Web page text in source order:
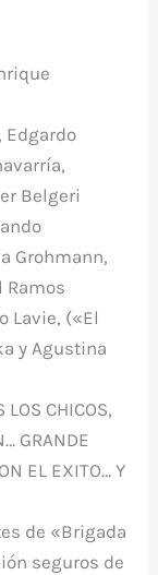
Edgardo
Belgeri
Grohmann,
Ramos
Lavie, («El
y Agustina
LOS CHICOS,
GRANDE
EL EXITO… Y
de «Brigada
seguros de